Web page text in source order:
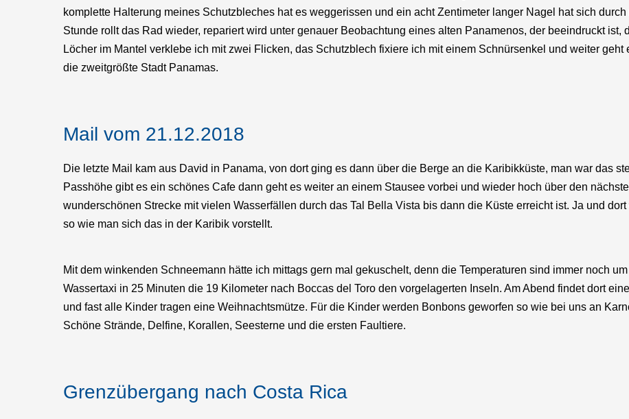
komplette Halterung meines Schutzbleches hat es weggerissen und ein acht Zentimeter langer Nagel hat sich
Stunde rollt das Rad wieder, repariert wird unter genauer Beobachtung eines alten Panamenos, der beeindruckt
Löcher im Mantel verklebe ich mit zwei Flicken, das Schutzblech fixiere ich mit einem Schnürsenkel und weiter
die zweitgrößte Stadt Panamas.
Mail vom 21.12.2018
Die letzte Mail kam aus David in Panama, von dort ging es dann über die Berge an die Karibikküste, man war das
Passhöhe gibt es ein schönes Cafe dann geht es weiter an einem Stausee vorbei und wieder hoch über den
wunderschönen Strecke mit vielen Wasserfällen durch das Tal Bella Vista bis dann die Küste erreicht ist. Ja und
so wie man sich das in der Karibik vorstellt.
Mit dem winkenden Schneemann hätte ich mittags gern mal gekuschelt, denn die Temperaturen sind immer noch
Wassertaxi in 25 Minuten die 19 Kilometer nach Boccas del Toro den vorgelagerten Inseln. Am Abend findet dort
und fast alle Kinder tragen eine Weihnachtsmütze. Für die Kinder werden Bonbons geworfen so wie bei uns an
Schöne Strände, Delfine, Korallen, Seesterne und die ersten Faultiere.
Grenzübergang nach Costa Rica